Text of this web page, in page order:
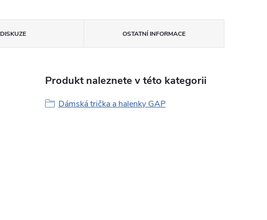
DISKUZE OSTATNÍ INFORMACE
Produkt naleznete v této kategorii
Dámská trička a halenky GAP